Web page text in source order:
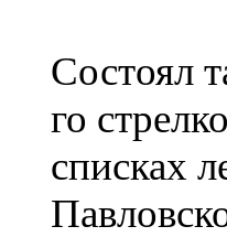
Состоял
го
списках